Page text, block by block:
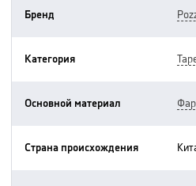
Бренд
Категория
Основной материал
Страна происхождения